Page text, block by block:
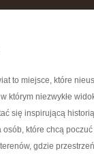
to miejsce, które
którym niezwykłe
się inspirującą
osób, które chcą
gdzie